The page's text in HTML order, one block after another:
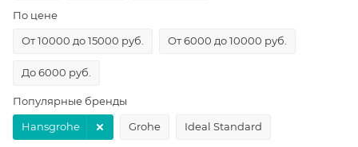
По цене
От 10000 до 15000 руб.
От 6000 до 10000 руб.
До 6000 руб.
Популярные бренды
Grohe
Hansgrohe Ideal Standard